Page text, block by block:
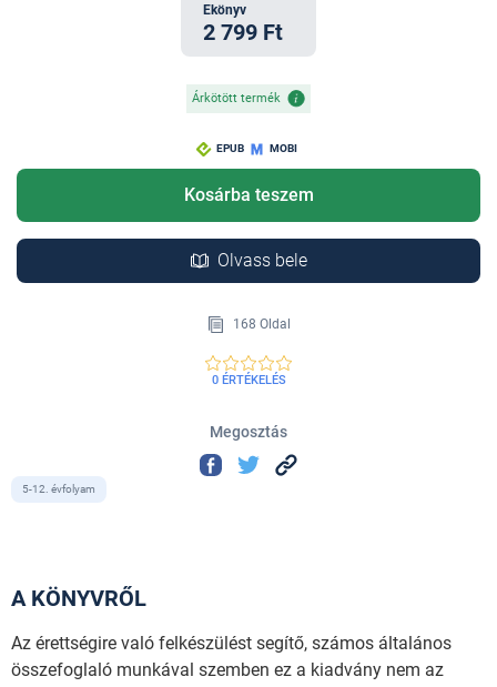
Ekönyv
2 799 Ft
Árkötött termék
EPUB MOBI
Kosárba teszem
Olvass bele
168 Oldal
0 ÉRTÉKELÉS
Megosztás
5-12. évfolyam
A KÖNYVRŐL
Az érettségire való felkészülést segítő, számos általános
összefoglaló munkával szemben ez a kiadvány nem az